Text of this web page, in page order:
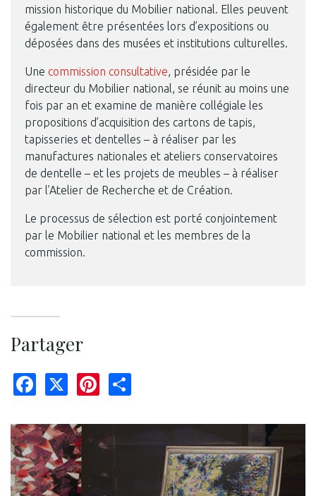
mission historique du Mobilier national. Elles peuvent
également être présentées lors d’expositions ou
déposées dans des musées et institutions culturelles.
Une commission consultative, présidée par le
directeur du Mobilier national, se réunit au moins une
fois par an et examine de manière collégiale les
propositions d’acquisition des cartons de tapis,
tapisseries et dentelles – à réaliser par les
manufactures nationales et ateliers conservatoires
de dentelle – et les projets de meubles – à réaliser
par l’Atelier de Recherche et de Création.
Le processus de sélection est porté conjointement
par le Mobilier national et les membres de la
commission.
Partager
Facebook Pinterest